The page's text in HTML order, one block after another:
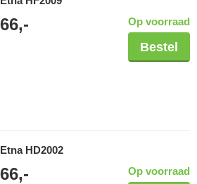
66,- Op voorraad
Bestel
Etna HD2002
66,- Op voorraad